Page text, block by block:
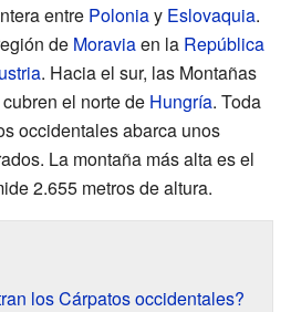
entre Poloniay Eslovaquia.
de Moraviaen la República
. Hacia el sur, las Montañas
el norte de Hungría. Toda
occidentales abarca unos
La montaña más alta es el
2.655 metros de altura.
los Cárpatos occidentales?